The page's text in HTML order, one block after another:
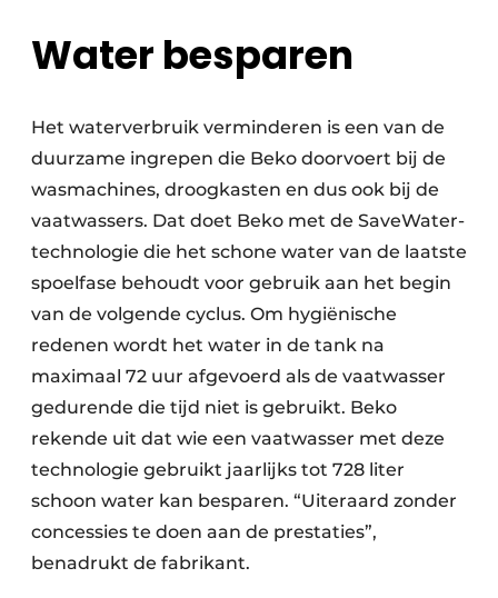
Water besparen
Het waterverbruik verminderen is een van de
duurzame ingrepen die Beko doorvoert bij de
wasmachines, droogkasten en dus ook bij de
vaatwassers. Dat doet Beko met de SaveWater-
technologie die het schone water van de laatste
spoelfase behoudt voor gebruik aan het begin
van de volgende cyclus. Om hygiënische
redenen wordt het water in de tank na
maximaal 72 uur afgevoerd als de vaatwasser
gedurende die tijd niet is gebruikt. Beko
rekende uit dat wie een vaatwasser met deze
technologie gebruikt jaarlijks tot 728 liter
schoon water kan besparen. “Uiteraard zonder
concessies te doen aan de prestaties”,
benadrukt de fabrikant.